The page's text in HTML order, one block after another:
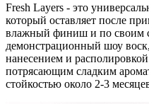
Fresh Layers - это
который оставляет после
влажный финиш и по своим
демонстрационный шоу
нанесением и
потрясающим сладким
стойкостью около 2-3